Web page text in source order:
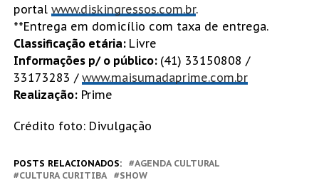
portal www.diskingressos.com.br.
**Entrega em domicílio com taxa de entrega.
Classificação etária: Livre
Informações p/ o público: (41) 33150808 /
33173283 / www.maisumadaprime.com.br
Realização:Prime
Crédito foto: Divulgação
POSTS RELACIONADOS:
AGENDA CULTURAL
CULTURA CURITIBA
SHOW